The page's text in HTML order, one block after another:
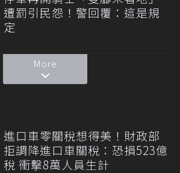
遭罰引民怨！警回覆：這是規
定
More
進口車零關稅想得美！財政部
拒調降進口車關稅：恐損523億
稅 衝擊8萬人員生計